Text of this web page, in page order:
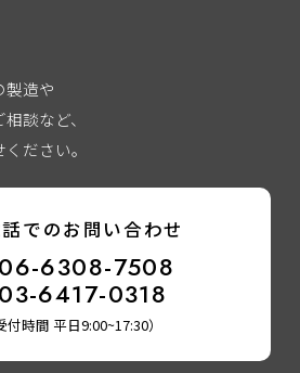
製造や
談など、
ださい。
でのお問い合わせ
06-6308-7508
03-6417-0318
付時間 平日9:00~17:30）